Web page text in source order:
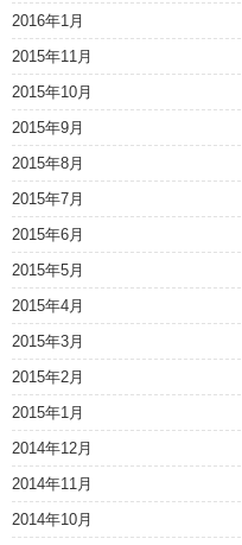
2016年1月
2015年11月
2015年10月
2015年9月
2015年8月
2015年7月
2015年6月
2015年5月
2015年4月
2015年3月
2015年2月
2015年1月
2014年12月
2014年11月
2014年10月